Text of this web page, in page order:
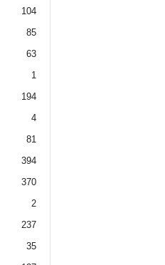
104
85
63
1
194
4
81
394
370
2
237
35